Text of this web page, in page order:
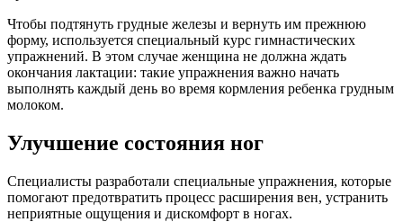
Чтобы подтянуть грудные железы и вернуть им прежнюю
форму, используется специальный курс гимнастических
упражнений. В этом случае женщина не должна ждать
окончания лактации: такие упражнения важно начать
выполнять каждый день во время кормления ребенка грудным
молоком.
Улучшение состояния ног
Специалисты разработали специальные упражнения, которые
помогают предотвратить процесс расширения вен, устранить
неприятные ощущения и дискомфорт в ногах.